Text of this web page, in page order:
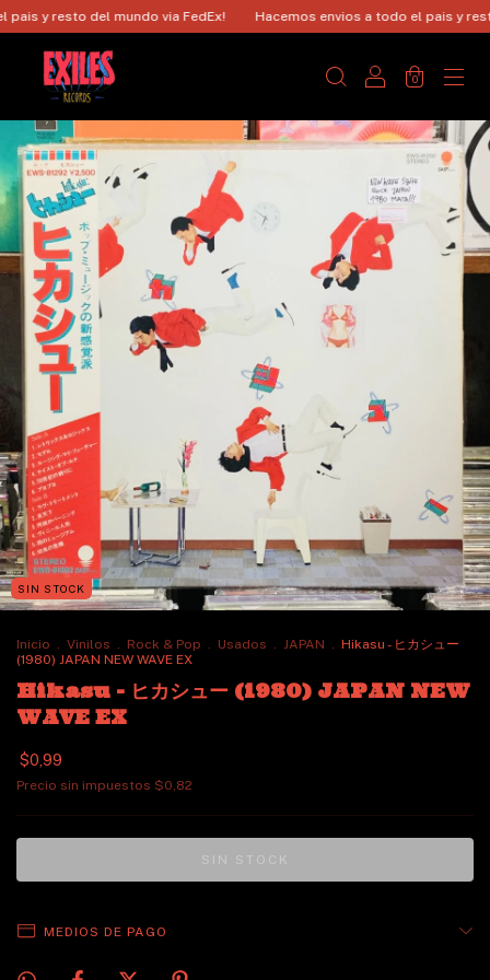
y resto del mundo via FedEx! Hacemos envios a todo el pais y resto
0
SIN STOCK
Inicio . Vinilos . Rock & Pop . Usados . JAPAN . Hikasu - ヒカシュー
(1980) JAPAN NEW WAVE EX
Hikasu - ヒカシュー (1980) JAPAN NEW
WAVE EX
$0,99
Precio sin impuestos $0,82
MEDIOS DE PAGO